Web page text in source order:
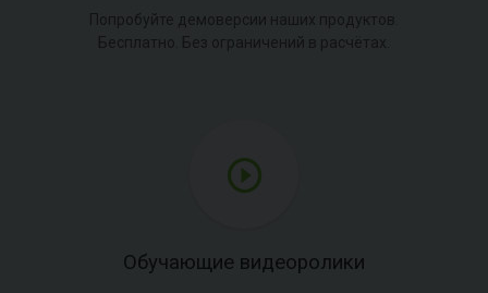
Попробуйте демоверсии наших продуктов.
Бесплатно. Без ограничений в расчётах.
Обучающие видеоролики